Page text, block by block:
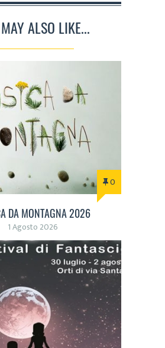
ALSO LIKE...
0
DA MONTAGNA 2026
1 Agosto 2026